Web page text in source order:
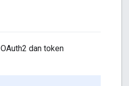
dan token